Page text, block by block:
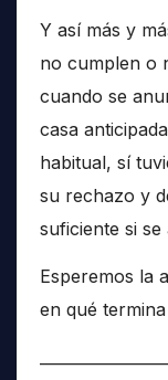
Y así más y
no cumplen o
cuando se
casa
habitual, sí
su rechazo y
suficiente si
Esperemos la
en qué